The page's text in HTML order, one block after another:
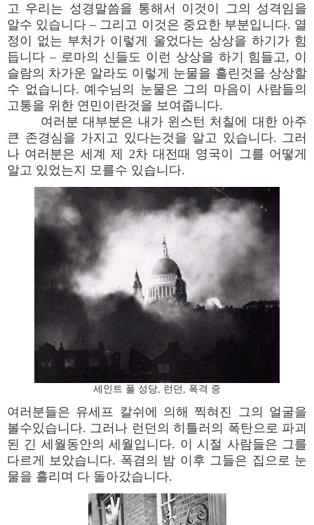
고 우리는 성경말씀을 통해서 이것이 그의 성격임을
알수 있습니다 – 그리고 이것은 중요한 부분입니다. 열
정이 없는 부처가 이렇게 울었다는 상상을 하기가 힘
듭니다 – 로마의 신들도 이런 상상을 하기 힘들고, 이
슬람의 차가운 알라도 이렇게 눈물을 흘린것을 상상할
수 없습니다. 예수님의 눈물은 그의 마음이 사람들의
고통을 위한 연민이란것을 보여줍니다.
여러분 대부분은 내가 윈스턴 처칠에 대한 아주
큰 존경심을 가지고 있다는것을 알고 있습니다. 그러
나 여러분은 세계 제 2차 대전때 영국이 그를 어떻게
알고 있었는지 모를수 있습니다.
세인트 폴 성당, 런던, 폭격 중
여러분들은 유세프 칼쉬에 의해 찍혀진 그의 얼굴을
볼수있습니다. 그러나 런던의 히틀러의 폭탄으로 파괴
된 긴 세월동안의 세월입니다. 이 시절 사람들은 그를
다르게 보았습니다. 폭겸의 밤 이후 그들은 집으로 눈
물을 흘리며 다 돌아갔습니다.